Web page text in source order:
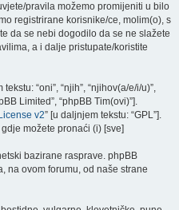
pravila možemo promijeniti u bilo
registrirane korisnike/ce, molim(o), s
da se nebi dogodilo da se ne slažete
a i dalje pristupate/koristite
“oni”, “njih”, “njihov(a/e/i/u)”,
Limited”, “phpBB Tim(ovi)”].
v2” [u daljnjem tekstu: “GPL”].
gdje možete pronaći (i) [sve]
bazirane rasprave. phpBB
na ovom forumu, od naše strane